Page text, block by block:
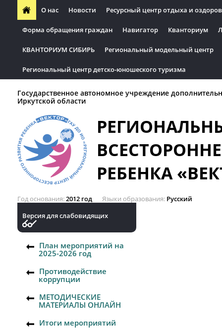
О нас Новости Ресурсный центр отдыха и
Форма обращения граждан Навигатор Кванториум
КВАНТОРИУМ СИБИРЬ Региональный модельный центр
Региональный центр детско-юношеского туризма
Государственное автономное учреждение
Иркутской области
РЕБЕНКА
Год основания 2012 год Языки образования Русский
Версия для слабовидящих
План мероприятий на
2025-2026 год
Противодействие
коррупции
МЕТОДИЧЕСКИЕ
МАТЕРИАЛЫ ОНЛАЙН
Итоги мероприятий